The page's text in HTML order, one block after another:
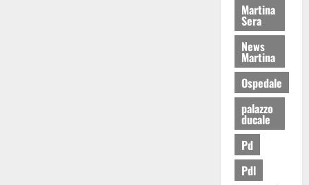
Martina
Sera
News
Martina
Ospedale
palazzo
ducale
Pd
Pdl